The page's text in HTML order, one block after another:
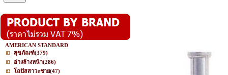
AMERICAN STANDARD
สุขภัณฑ์(379)
อ่างล้างหน้า(286)
โถปัสสาวะชาย(47)